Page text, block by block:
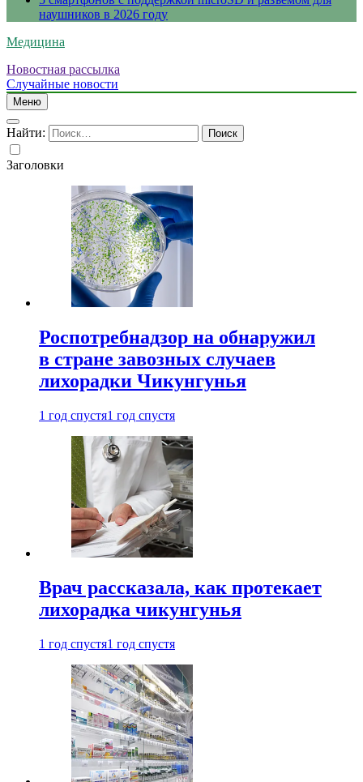
наушников в 2026 году
Медицина
Новостная рассылка
Случайные новости
Меню
Найти:
Заголовки
Роспотребнадзор на обнаружил
в стране завозных случаев
лихорадки Чикунгунья
1 год спустя1 год спустя
Врач рассказала, как протекает
лихорадка чикунгунья
1 год спустя1 год спустя